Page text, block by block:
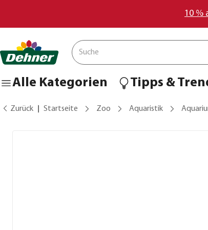
10 %
Alle Kategorien Tipps &
Zurück Startseite Zoo Aquaristik